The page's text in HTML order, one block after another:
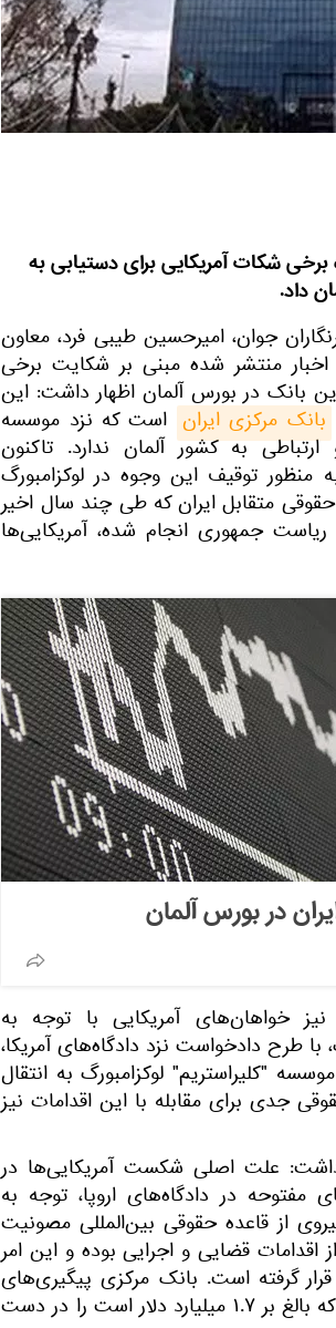
شکات آمریکایی برای دستیابی به
داد.
جوان، امیرحسین طیبی فرد، معاون
منتشر شده مبنی بر شکایت برخی
بانک در بورس آلمان اظهار داشت: این
بانک مرکزی ایران است که نزد موسسه
ارتباطی به کشور آلمان ندارد. تاکنون
منظور توقیف این وجوه در لوکزامبورگ
متقابل ایران که طی چند سال اخیر
جمهوری انجام شده، آمریکایی‌ها
در بورس آلمان
خواهان‌های آمریکایی با توجه به
طرح دادخواست نزد دادگاه‌های آمریکا،
"کلیراستریم" لوکزامبورگ به انتقال
جدی برای مقابله با این اقدامات نیز
علت اصلی شکست آمریکایی‌ها در
مفتوحه در دادگاه‌های اروپا، توجه به
از قاعده حقوقی بین‌المللی مصونیت
اقدامات قضایی و اجرایی بوده و این امر
گرفته است. بانک مرکزی پیگیری‌های
حقوقی لازم برای آزادسازی وجوه یاد شده که بالغ بر ۱.۷ میلیارد دلار است را در دست